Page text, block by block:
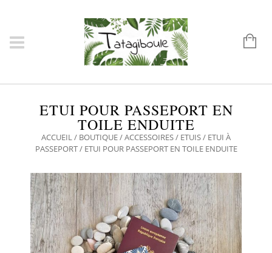
ETUI POUR PASSEPORT EN
TOILE ENDUITE
ACCUEIL/ BOUTIQUE/ACCESSOIRES/ ETUIS/ ETUI À
PASSEPORT/ ETUI POUR PASSEPORT EN TOILE ENDUITE